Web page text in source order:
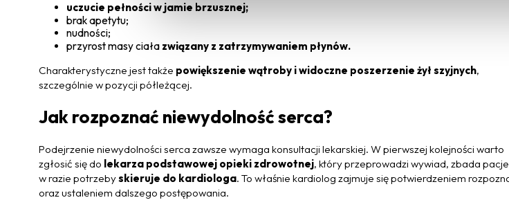
uczucie pełności w jamie brzusznej;
brak apetytu;
nudności;
przyrost masy ciała związany z zatrzymywaniem płynów.
Charakterystyczne jest także powiększenie wątroby i widoczne poszerzenie żył szyjnych,
szczególnie w pozycji półleżącej.
Jak rozpoznać niewydolność serca?
Podejrzenie niewydolności serca zawsze wymaga konsultacji lekarskiej. W pierwszej kolejności warto
zgłosić się do lekarza podstawowej opieki zdrowotnej, który przeprowadzi wywiad, zbada
w razie potrzebyskieruje do kardiologa. To właśnie kardiolog zajmuje się potwierdzeniem
oraz ustaleniem dalszego postępowania.